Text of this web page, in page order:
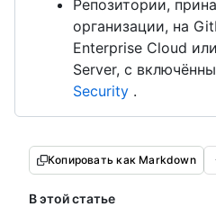
Репозитории,
организации, на
Enterprise Cloud
Server, с
Security .
Копировать как Markdown
В этой статье